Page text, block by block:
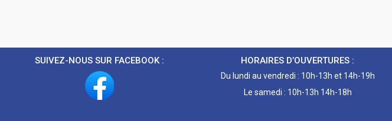
SUIVEZ-NOUS SUR FACEBOOK : HORAIRES D’OUVERTURES :
Du lundi au vendredi : 10h-13h et 14h-19h
Le samedi : 10h-13h 14h-18h